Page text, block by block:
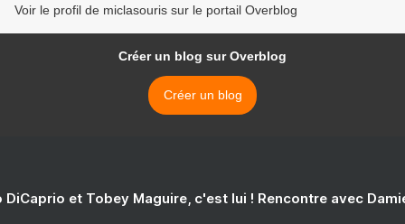
Voir le profil de miclasouris sur le portail Overblog
Créer un blog sur Overblog
Créer un blog
DiCaprio et Tobey Maguire, c'est lui ! Rencontre avec